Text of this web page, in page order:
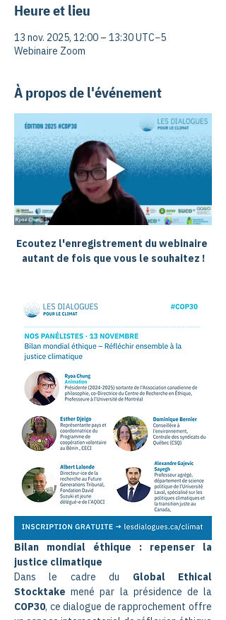
Heure et lieu
13 nov. 2025, 12:00 – 13:30 UTC−5
Webinaire Zoom
À propos de l'événement
Ecoutez l'enregistrement du webinaire
autant de fois que vous le souhaitez !
Bilan mondial éthique : repenser la
justice climatique
Dans le cadre du Global Ethical
Stocktake
COP30, ce dialogue de rapprochement offre